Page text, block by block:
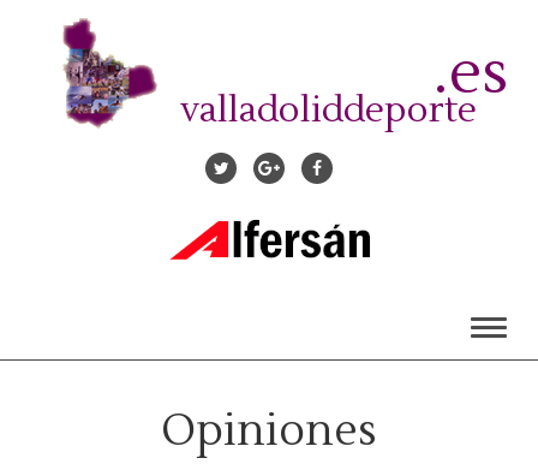
contenido
valladoliddeporte
.es
Opiniones